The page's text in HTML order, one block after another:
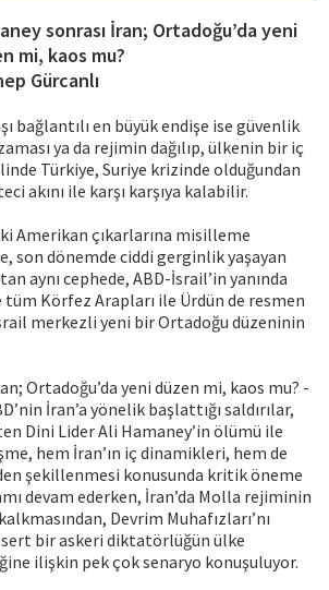
sonrası İran; Ortadoğu’da yeni
mi, kaos mu?
Gürcanlı
bağlantılı en büyük endişe ise güvenlik
ya da rejimin dağılıp, ülkenin bir iç
Türkiye, Suriye krizinde olduğundan
akını ile karşı karşıya kalabilir.
Amerikan çıkarlarına misilleme
son dönemde ciddi gerginlik yaşayan
aynı cephede, ABD-İsrail’in yanında
Körfez Arapları ile Ürdün de resmen
merkezli yeni bir Ortadoğu düzeninin
Ortadoğu’da yeni düzen mi, kaos mu? -
İran’a yönelik başlattığı saldırılar,
Dini Lider Ali Hamaney’in ölümü ile
hem İran’ın iç dinamikleri, hem de
şekillenmesi konusunda kritik öneme
devam ederken, İran’da Molla rejiminin
Devrim Muhafızları’nı
bir askeri diktatörlüğün ülke
ilişkin pek çok senaryo konuşuluyor.